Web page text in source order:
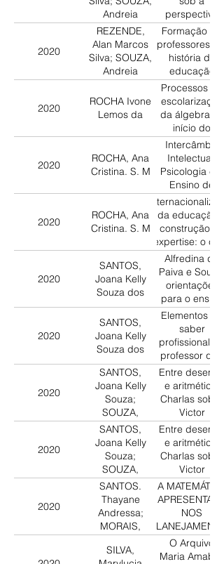
Andreia
Fernandes
perspectiva
da história da
educação
matemática
2020
REZENDE,
Alan Marcos
Silva; SOUZA,
Andreia
Fernandes
Formação de
professores e a
história da
educação
matemática:
entrelaçamentos
entre a
pesquisa e à
docência
2020
ROCHA Ivone
Lemos da
Processos de
escolarização
da álgebra no
início do
século XX: a
proposta de
Tito Cardoso
de Oliveira
2020
ROCHA, Ana
Cristina. S. M
Intercâmbio
Intelectual,
Psicologia e o
Ensino de
Matemática: o
caso de Alda
Lodi
2020
ROCHA, Ana
Cristina. S. M
da educação e
construção de
expertise: o caso
de Alda Lodi
2020
SANTOS,
Joana Kelly
Souza dos
Alfredina de
Paiva e Souza:
orientações
para o ensino
de geometria
nas escolas
primárias
fluminenses
(1937, 1943)
2020
SANTOS,
Joana Kelly
Souza dos
Elementos do
saber
profissional do
professor que
ensina
geometria:
uma análise
do manual
Metodologia
da Matemática
de Irene de
Albuquerque
(Rio de
Janeiro, 1951)
2020
SANTOS,
Joana Kelly
Souza;
SOUZA,
Andreia
Fernandes
Entre desenho
e aritmética:
Charlas sobre
Victor
Mercante
publicadas em
revistas
pedagógicas
na década de
1920
2020
SANTOS,
Joana Kelly
Souza;
SOUZA,
Andreia
Fernandes de
Entre desenho
e aritmética:
Charlas sobre
Victor
Mercante
publicadas em
revistas
pedagógicas
na década de
1920licadas
2020
SANTOS.
Thayane
Andressa;
MORAIS,
Rosilda dos
Santos
A MATEMÁTICA
APRESENTADA
NOS
DA ESCOLA
INTEGRADA DE
SILVA,
O Arquivo
Maria Amabile